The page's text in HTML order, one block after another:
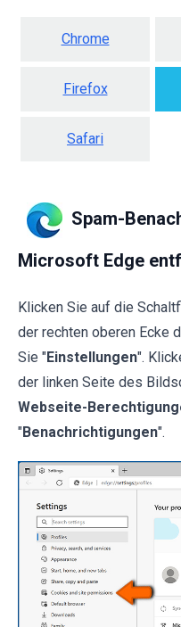
Chrome
Firefox
Safari
Spam-
Microsoft Edge
Klicken Sie auf die
der rechten oberen Ecke
Sie "Einstellungen".
der linken Seite des
Webseite-
"Benachrichtigungen".